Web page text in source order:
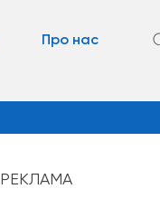
Про нас
РЕКЛАМА